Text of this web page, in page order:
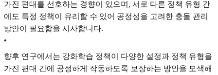
가진 편대를 선호하는 경향이 있으며, 서로 다른 정책 유형 간
에도 특정 정책이 유리할 수 있어 공정성을 고려한 충돌 관리
방안이 필요함을 시사합니다.
•
향후 연구에서는 강화학습 정책이 다양한 설정과 정책 유형을
가진 편대 간에 공정하게 작동하도록 보장하는 방안을 모색해